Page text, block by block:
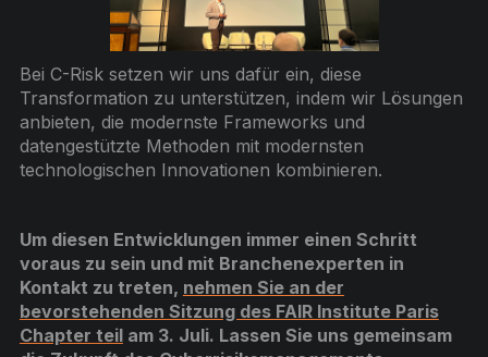
Bei C-Risk setzen wir uns dafür ein, diese
Transformation zu unterstützen, indem wir Lösungen
anbieten, die modernste Frameworks und
datengestützte Methoden mit modernsten
technologischen Innovationen kombinieren.
Um diesen Entwicklungen immer einen Schritt
voraus zu sein und mit Branchenexperten in
Kontakt zu treten, nehmen Sie an der
bevorstehenden Sitzung des FAIR Institute Paris
Chapter teilam 3. Juli. Lassen Sie uns gemeinsam